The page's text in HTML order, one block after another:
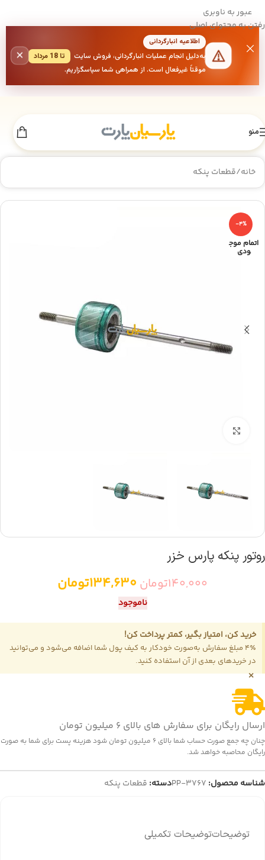
عبور به ناوبری
رفتن به محتوای اصلی
اطلاعیه انبارگردانی
به‌دلیل انجام عملیات انبارگردانی، فروش سایت
تا 18 مرداد
موقتاً غیرفعال است. از همراهی شما سپاسگزاریم.
×
منو
خانه/قطعات پنکه
-4%
اتمام موج
ودی
روتور پنکه پارس خزر
140,000تومان 134,630تومان
ناموجود
خرید کن، امتیاز بگیر، کمتر پرداخت کن!
4٪ مبلغ سفارش به‌صورت خودکار به کیف پول شما اضافه می‌شود و می‌توانید
در خریدهای بعدی از آن استفاده کنید.
×
ارسال رایگان برای سفارش های بالای 6 میلیون تومان
چنان چه جمع صورت حساب شما بالای 6 میلیون تومان شود هزینه پست برای شما به صورت
رایگان محاصبه خواهد شد.
شناسه محصول: PP-3767دسته: قطعات پنکه
توضیحاتتوضیحات تکمیلی